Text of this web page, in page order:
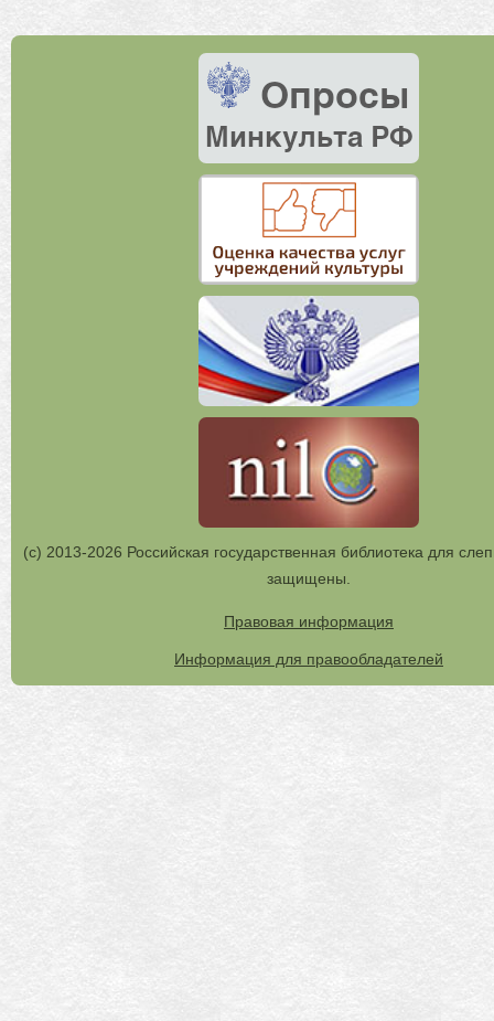
(с) 2013-2026 Российская государственная библиотека для
защищены.
Правовая информация
Информация для правообладателей